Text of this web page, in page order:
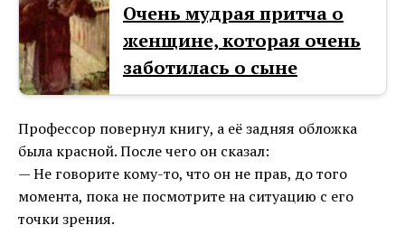
Очень мудрая притча о
женщине, которая очень
заботилась о сыне
Профессор повернул книгу, а её задняя обложка
была красной. После чего он сказал:
— Не говорите кому-то, что он не прав, до того
момента, пока не посмотрите на ситуацию с его
точки зрения.